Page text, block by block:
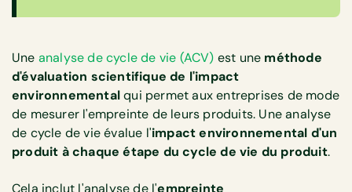
Une analyse de cycle de vie (ACV) est une méthode
d'évaluation scientifique de l'impact
environnementalqui permet aux entreprises de mode
de mesurer l'empreinte de leurs produits. Une analyse
de cycle de vie évalue l'impact environnemental d'un
produit à chaque étape du cycle de vie du produit.
Cela inclut l'analyse de l'empreinte